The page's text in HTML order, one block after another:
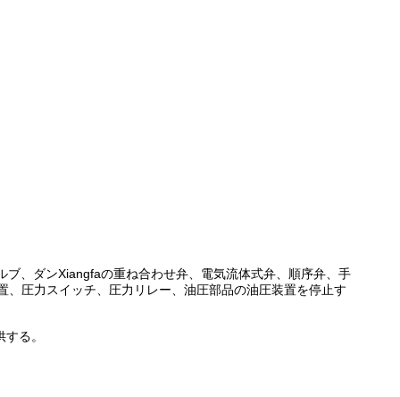
、ダンXiangfaの重ね合わせ弁、電気流体式弁、順序弁、手
圧力スイッチ、圧力リレー、油圧部品の油圧装置を停止す
る。